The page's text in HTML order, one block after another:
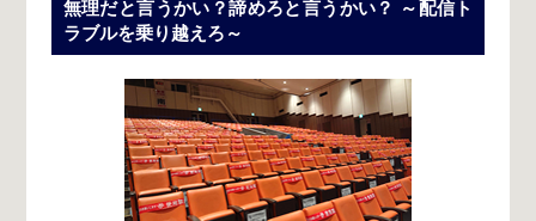
無理だと言うかい？諦めろと言うかい？
～配信ト
ラブルを乗り越えろ～